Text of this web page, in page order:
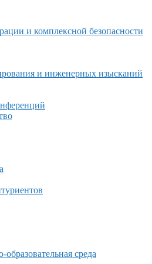
и комплексной безопасности
и инженерных изысканий
среда